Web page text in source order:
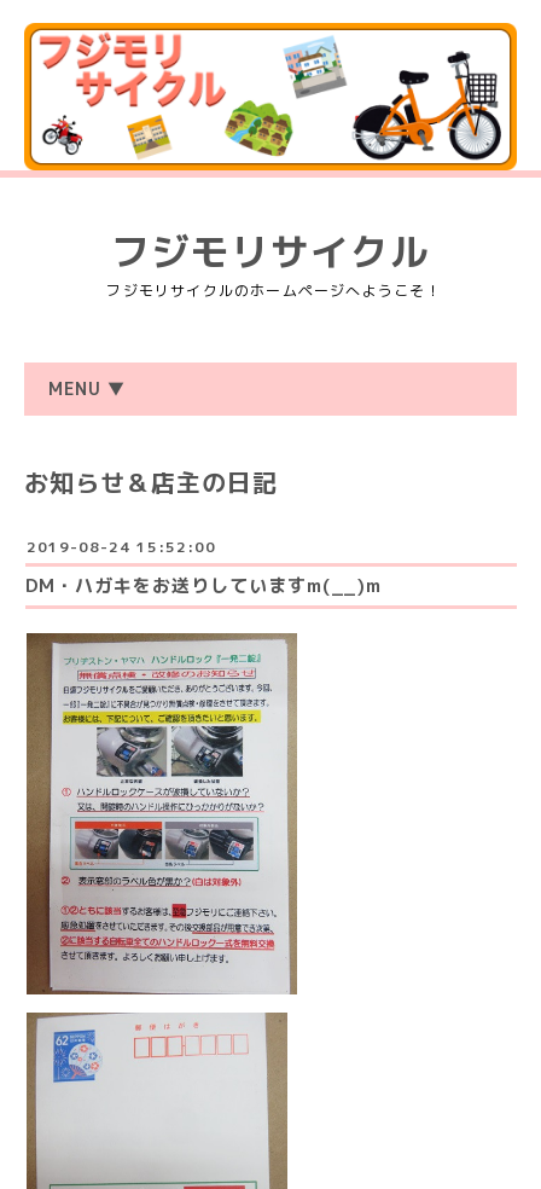
フジモリサイクル
フジモリサイクルのホームページへようこそ！
MENU ▼
お知らせ＆店主の日記
2019-08-24 15:52:00
DM・ハガキをお送りしていますm(__)m